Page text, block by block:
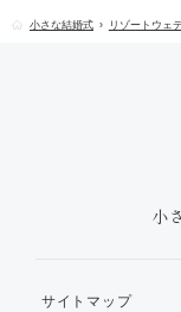
小さな結婚式 リゾートウェ
小
サイトマップ